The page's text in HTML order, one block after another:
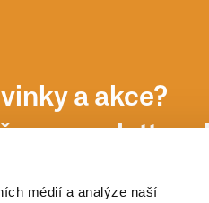
médií a analýze naší
a akce?